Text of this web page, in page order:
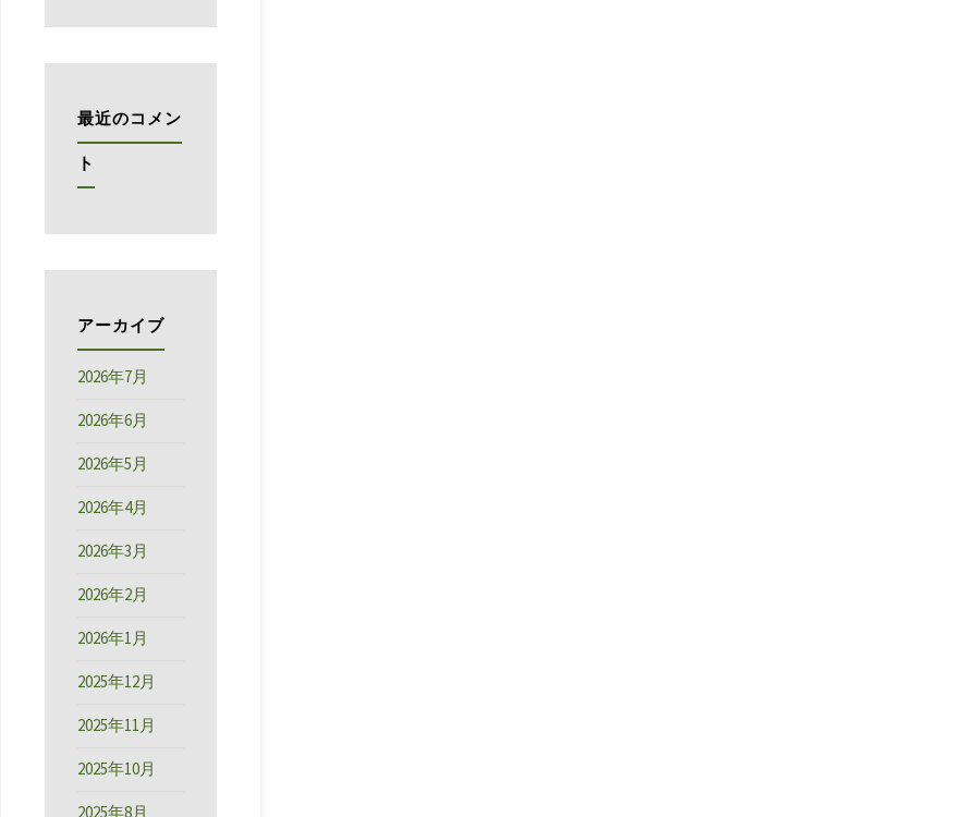
最近のコメン
ト
アーカイブ
2026年7月
2026年6月
2026年5月
2026年4月
2026年3月
2026年2月
2026年1月
2025年12月
2025年11月
2025年10月
2025年8月